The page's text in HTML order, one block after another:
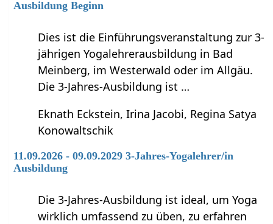
Ausbildung Beginn
Dies ist die Einführungsveranstaltung zur 3-
jährigen Yogalehrerausbildung in Bad
Meinberg, im Westerwald oder im Allgäu.
Die 3-Jahres-Ausbildung ist …
Eknath Eckstein, Irina Jacobi, Regina Satya
Konowaltschik
11.09.2026 - 09.09.2029 3-Jahres-Yogalehrer/in
Ausbildung
Die 3-Jahres-Ausbildung ist ideal, um Yoga
wirklich umfassend zu üben, zu erfahren